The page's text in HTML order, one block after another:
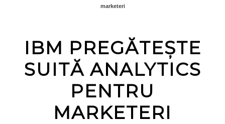
marketeri
IBM PREGĂTEȘTE
SUITĂ ANALYTICS
PENTRU
MARKETERI